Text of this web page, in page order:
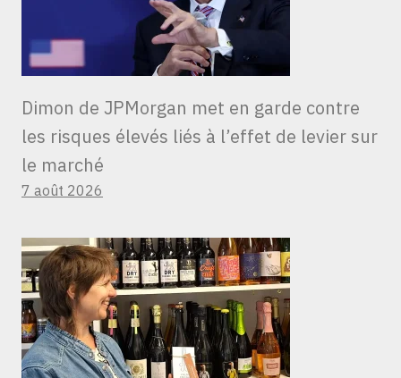
Dimon de JPMorgan met en garde contre
les risques élevés liés à l’effet de levier sur
le marché
7 août 2026